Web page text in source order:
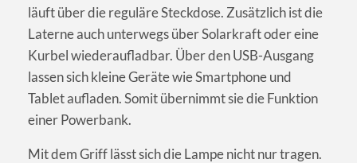
läuft über die reguläre Steckdose. Zusätzlich ist die
Laterne auch unterwegs über Solarkraft oder eine
Kurbel wiederaufladbar. Über den USB-Ausgang
lassen sich kleine Geräte wie Smartphone und
Tablet aufladen. Somit übernimmt sie die Funktion
einer Powerbank.
Mit dem Griff lässt sich die Lampe nicht nur tragen.